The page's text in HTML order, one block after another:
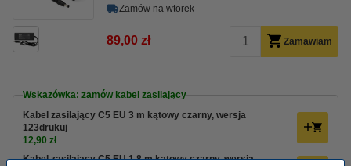
Zamów na wtorek
89,00 zł Zamawiam
Wskazówka: zamów kabel zasilający
Kabel zasilający C5 EU 3 m kątowy czarny, wersja
123drukuj
12,90 zł
Kabel zasilający C5 EU 1,8 m kątowy czarny, wersja